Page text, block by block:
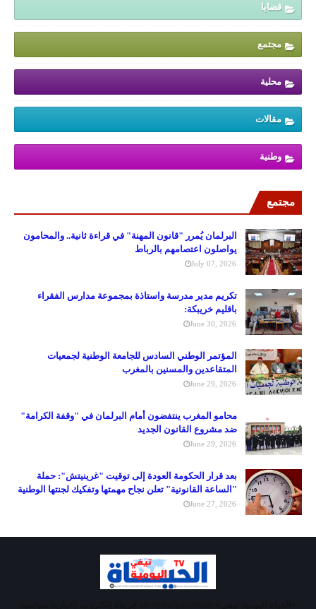
قضايا
مجتمع
محلية
مقالات
وطنية
مجتمع
البرلمان يُمرر "قانون المهنة" في قراءة ثانية.. والمحامون
يواصلون اعتصامهم بالرباط
July 07, 2026
تكريم مدير مدرسة واستاذة بمجموعة مدارس الفقراء
باقليم خريبكة:
June 30, 2026
المؤتمر الوطني السادس للجامعة الوطنية لجمعيات
المتقاعدين والمسنين بالمغرب
June 29, 2026
محامو المغرب ينتفضون أمام البرلمان في "وقفة الكرامة"
ضد مشروع القانون الجديد
June 29, 2026
بعد قرار الحكومة العودة إلى توقيت "غرينيتش": حملة
"الساعة القانونية" تعلن نجاح مهمتها وتفكيك لجنتها الوطنية
June 27, 2026